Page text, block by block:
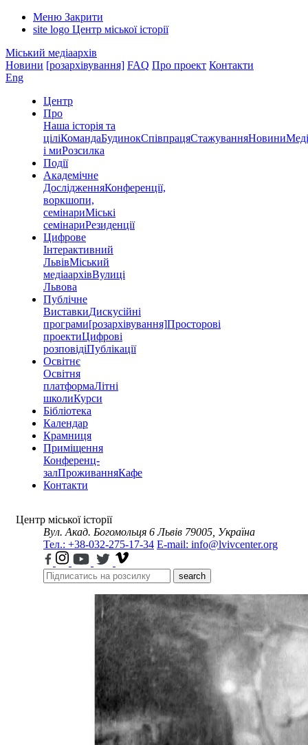
Меню Закрити
site logo Центр міської історії
Міський медіаархів
Новини [розархівування] FAQ Про проект Контакти
Eng
Центр
Про
Наша історія та
ціліКомандаБудинокСпівпрацяСтажуванняНовини
і миРозсилка
Події
Академічне
ДослідженняКонференції,
воркшопи,
семінариМіські
семінариРезиденції
Цифрове
Інтерактивний
ЛьвівМіський
медіаархівВулиці
Львова
Публічне
ВиставкиДискусійні
програми[розархівування]Просторові
проектиЦифрові
розповідіПублікації
Освітнє
Освітня
платформаЛітні
школиКурси
Бібліотека
Календар
Крамниця
Приміщення
Конференц-
залПроживанняКафе
Контакти
Центр міської історії
Вул. Акад. Богомольця 6 Львів 79005, Україна
Тел.: +38-032-275-17-34 E-mail: info@lvivcenter.org
search